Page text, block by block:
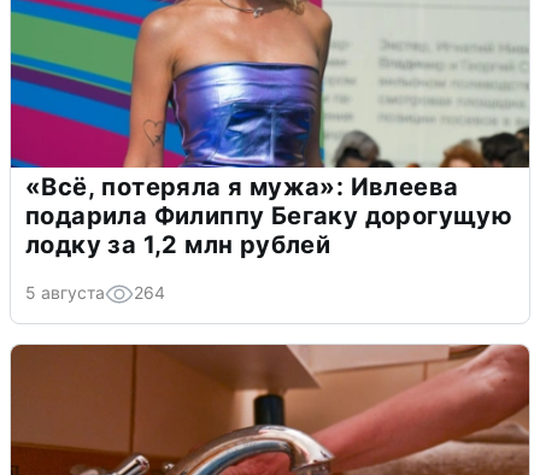
«Всё, потеряла я мужа»: Ивлеева
подарила Филиппу Бегаку дорогущую
лодку за 1,2 млн рублей
5 августа 264